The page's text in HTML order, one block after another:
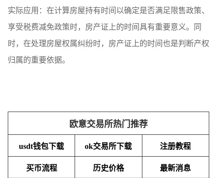
实际应用：在计算房屋持有时间以确定是否满足限售政策、
享受税费减免政策时，房产证上的时间具有重要意义。同
时，在处理房屋权属纠纷时，房产证上的时间也是判断产权
归属的重要依据。
欧意交易所热门推荐
usdt钱包下载 ok交易所下载 注册教程
买币流程 历史价格 最新消息